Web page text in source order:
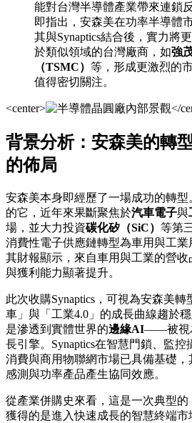
能對台灣半導體產業帶來連鎖
即指出，安森美在功率半導體
其與Synaptics結合後，實力將
於類似領域的台灣廠商，如強
（TSMC） 等，形成更激烈的
值得密切關注。
<center> </
背景分析：安森美的轉
的佈局
安森美本身即經歷了一場成功的轉
的它，近年來果斷聚焦於汽車電子與
場，並大力投資碳化矽（SiC） 等第
消費性電子供應鏈轉型為車用與工業
其財報顯示，來自車用與工業的營
與獲利能力顯著提升。
此次收購Synaptics，可視為安森美
車」與「工業4.0」的成長曲線趨於穩
是滲透到實體世界的邊緣AI——被視
長引擎。Synaptics在智慧門鎖、監
消費與商用物聯網市場已具備基礎
感測與功率產品產生協同效應。
從產業併購史來看，這是一次典型
獲得的是進入快速成長的智慧終端市